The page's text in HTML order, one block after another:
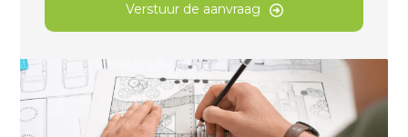
Verstuur de aanvraag